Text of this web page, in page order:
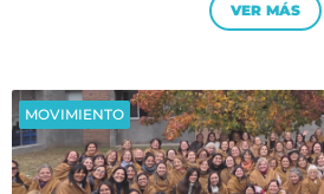
VER MÁS
MOVIMIENTO